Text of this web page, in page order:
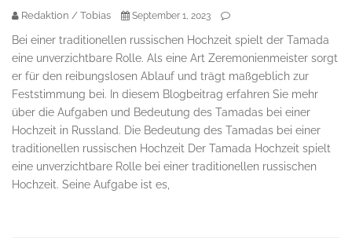
Redaktion / Tobias September 1, 2023
Bei einer traditionellen russischen Hochzeit spielt der Tamada
eine unverzichtbare Rolle. Als eine Art Zeremonienmeister sorgt
er für den reibungslosen Ablauf und trägt maßgeblich zur
Feststimmung bei. In diesem Blogbeitrag erfahren Sie mehr
über die Aufgaben und Bedeutung des Tamadas bei einer
Hochzeit in Russland. Die Bedeutung des Tamadas bei einer
traditionellen russischen Hochzeit Der Tamada Hochzeit spielt
eine unverzichtbare Rolle bei einer traditionellen russischen
Hochzeit. Seine Aufgabe ist es,